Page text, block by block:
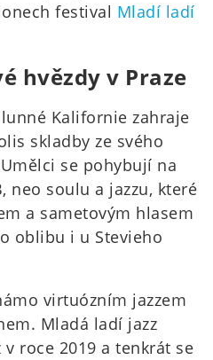
festival Mladí ladí
hvězdy v Praze
Kalifornie zahraje
skladby ze svého
se pohybují na
neo soulu a jazzu, které
a sametovým hlasem
oblibu i u Stevieho
virtuózním jazzem
Mladá ladí jazz
roce 2019 a tenkrát se